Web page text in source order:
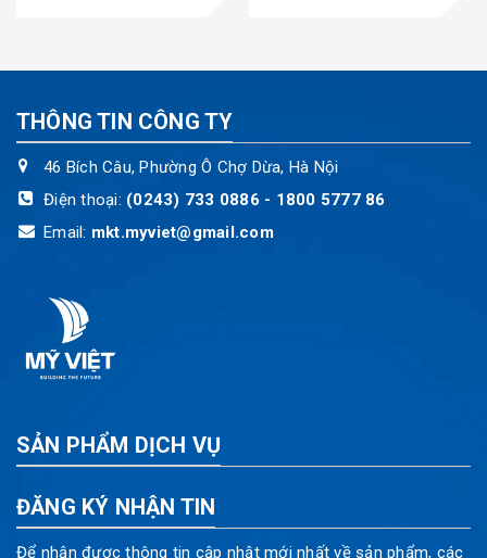
THÔNG TIN CÔNG TY
46 Bích Câu, Phường Ô Chợ Dừa, Hà Nội
Điện thoại: (0243) 733 0886 - 1800 5777 86
Email: mkt.myviet@gmail.com
SẢN PHẨM DỊCH VỤ
ĐĂNG KÝ NHẬN TIN
Để nhận được thông tin cập nhật mới nhất về sản phẩm, các